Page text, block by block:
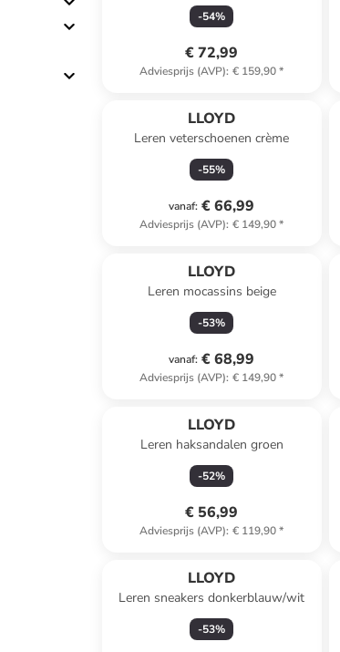
-54%
€ 72,99
Adviesprijs (AVP): € 159,90*
LLOYD
Leren veterschoenen crème
-55%
vanaf: € 66,99
Adviesprijs (AVP): € 149,90*
LLOYD
Leren mocassins beige
-53%
vanaf: € 68,99
Adviesprijs (AVP): € 149,90*
LLOYD
Leren haksandalen groen
-52%
€ 56,99
Adviesprijs (AVP): € 119,90*
LLOYD
Leren sneakers donkerblauw/wit
-53%